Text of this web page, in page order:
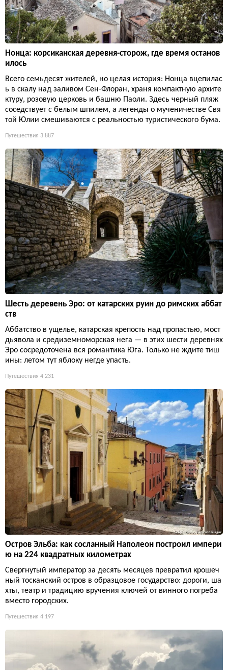
Нонца: корсиканская деревня-сторож, где время останов
илось
Всего семьдесят жителей, но целая история: Нонца вцепилас
ь в скалу над заливом Сен-Флоран, храня компактную архите
ктуру, розовую церковь и башню Паоли. Здесь черный пляж
соседствует с белым шпилем, а легенды о мученичестве Свя
той Юлии смешиваются с реальностью туристического бума.
Путешествия 3 887
Шесть деревень Эро: от катарских руин до римских аббат
ств
Аббатство в ущелье, катарская крепость над пропастью, мост
дьявола и средиземноморская нега — в этих шести деревнях
Эро сосредоточена вся романтика Юга. Только не ждите тиш
ины: летом тут яблоку негде упасть.
Путешествия 4 231
Остров Эльба: как сосланный Наполеон построил импери
ю на 224 квадратных километрах
Свергнутый император за десять месяцев превратил крошеч
ный тосканский остров в образцовое государство: дороги, ша
хты, театр и традицию вручения ключей от винного погреба
вместо городских.
Путешествия 4 197